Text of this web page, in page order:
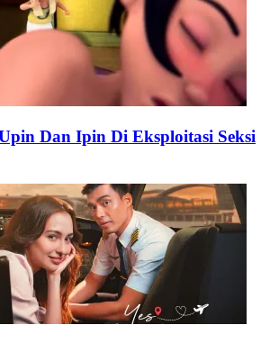
Dan Ipin Di Eksploitasi Seksi